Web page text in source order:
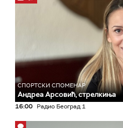
СПОРТСКИ СПОМЕНАР
Андреа Арсовић, стрелкиња
16:00 Радио Београд 1